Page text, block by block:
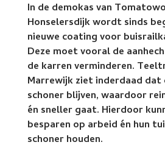
In de demokas van
Honselersdijk wordt sinds
nieuwe coating voor
Deze moet vooral de
de karren verminderen.
Marrewijk ziet inderdaad dat
schoner blijven, waardoor
én sneller gaat. Hierdoor
besparen op arbeid én hun
schoner houden.